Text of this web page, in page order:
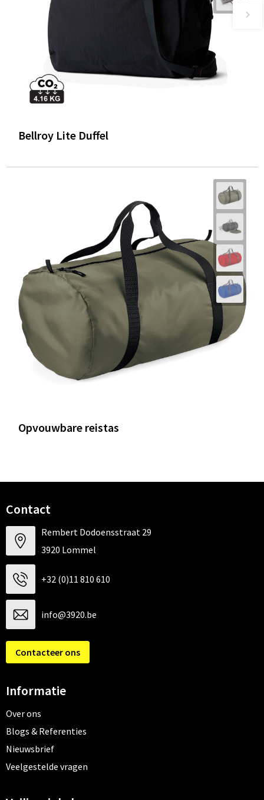
Bellroy Lite Duffel
Opvouwbare reistas
Contact
Rembert Dodoensstraat 29
3920 Lommel
+32 (0)11 810 610
info@3920.be
Contacteer ons
Informatie
Over ons
Blogs & Referenties
Nieuwsbrief
Veelgestelde vragen